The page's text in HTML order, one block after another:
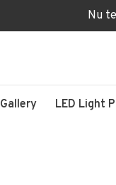
Nu
Gallery LED Light